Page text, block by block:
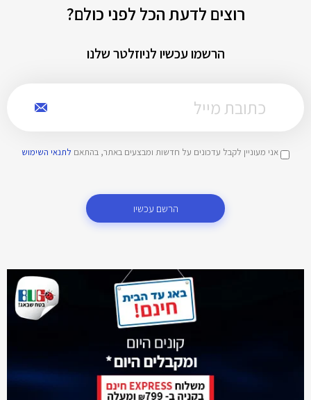
רוצים לדעת הכל לפני כולם?
הרשמו עכשיו לניוזלטר שלנו
אני מעוניין לקבל עדכונים על חדשות ומבצעים באתר, בהתאם לתנאי השימוש
הרשם עכשיו